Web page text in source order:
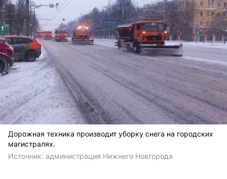
Дорожная техника производит уборку снега на городских
магистралях.
Источник: администрация Нижнего Новгорода